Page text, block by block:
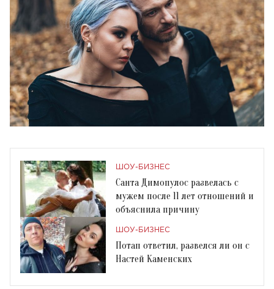
ШОУ-БИЗНЕС
Санта Димопулос развелась с
мужем после 11 лет отношений и
объяснила причину
ШОУ-БИЗНЕС
Потап ответил, развелся ли он с
Настей Каменских